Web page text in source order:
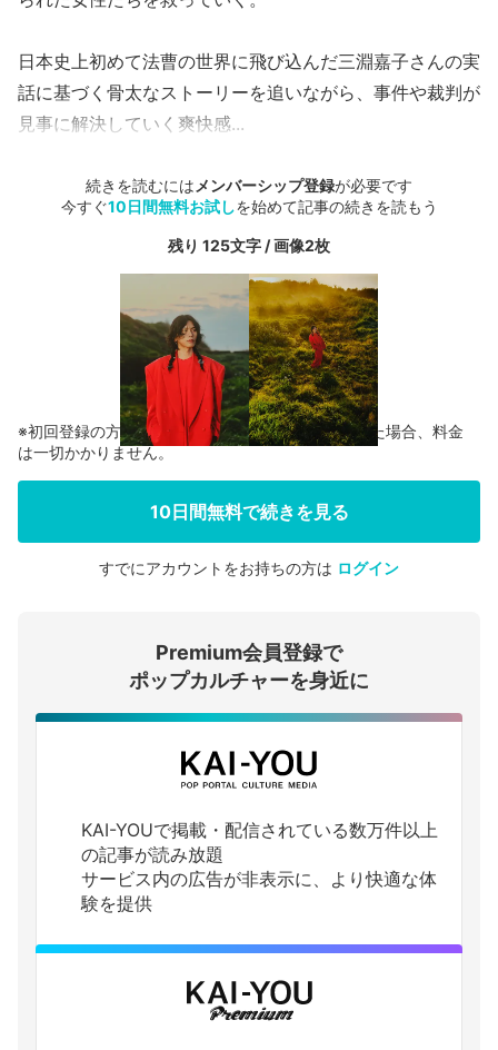
日本史上初めて法曹の世界に飛び込んだ三淵嘉子さんの実
話に基づく骨太なストーリーを追いながら、事件や裁判が
見事に解決していく爽快感...
続きを読むには メンバーシップ登録が必要です
今すぐ10日間無料お試しを始めて記事の続きを読もう
残り 125文字 / 画像2枚
会員登録する
ログインする
※初回登録の方に限り、無料お試し期間中に解約した場合、料金
は一切かかりません。
10日間無料で続きを見る
すでにアカウントをお持ちの方は ログイン
Premium会員登録で
ポップカルチャーを身近に
KAI-YOUで掲載・配信されている数万件以上
の記事が読み放題
サービス内の広告が非表示に、より快適な体
験を提供